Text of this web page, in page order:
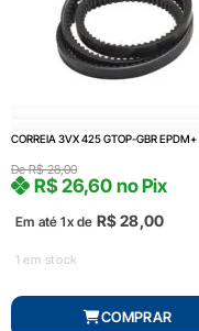
CORREIA 3VX 425 GTOP-GBR EPDM+
DeR$28,00
Em até 1x de R$28,00
R$26,60 no Pix
1 em stock
COMPRAR